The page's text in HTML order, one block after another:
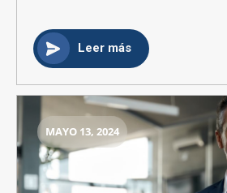
Leer más
MAYO 13, 2024